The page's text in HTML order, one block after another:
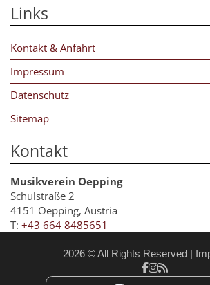
Links
Kontakt & Anfahrt
Impressum
Datenschutz
Sitemap
Kontakt
Musikverein Oepping
Schulstraße 2
4151 Oepping, Austria
T: +43 664 8485651
2026 © All Rights Reserved